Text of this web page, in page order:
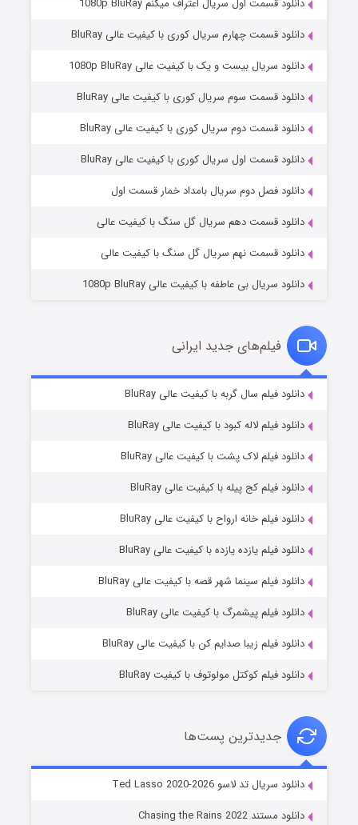
مردگان متحرک: شهر مرده ۳
قسمت۲ (زیرنویس) منتشر شد
قسمت۷ (زیرنویس) منتشر شد
خاندان اژدها فصل ۳
دانلود قسمت اول سریال اعتراف میکنم 1080p BluRay
دانلود قسمت چهارم سریال کوری با کیفیت عالی BluRay
دانلود سریال بیست و یک با کیفیت عالی 1080p BluRay
دانلود قسمت سوم سریال کوری با کیفیت عالی BluRay
دانلود قسمت دوم سریال کوری با کیفیت عالی BluRay
دانلود قسمت اول سریال کوری با کیفیت عالی BluRay
دانلود فصل دوم سریال بامداد خمار قسمت اول
دانلود قسمت دهم سریال گل سنگ با کیفیت عالی
دانلود قسمت نهم سریال گل سنگ با کیفیت عالی
دانلود سریال بی عاطفه با کیفیت عالی 1080p BluRay
فیلم‌های جدید ایرانی
دانلود فیلم سال گربه با کیفیت عالی BluRay
دانلود فیلم لاله کبود با کیفیت عالی BluRay
دانلود فیلم لاک پشت با کیفیت عالی BluRay
دانلود فیلم کج‌ پیله با کیفیت عالی BluRay
دانلود فیلم خانه ارواح با کیفیت عالی BluRay
دانلود فیلم یازده یازده با کیفیت عالی BluRay
دانلود فیلم سینما شهر قصه با کیفیت عالی BluRay
دانلود فیلم پیشمرگ با کیفیت عالی BluRay
دانلود فیلم زیبا صدایم کن با کیفیت عالی BluRay
دانلود فیلم کوکتل مولوتوف با کیفیت BluRay
جدیدترین پست‌ها
دانلود سریال تد لاسو Ted Lasso 2020-2026
دانلود مستند Chasing the Rains 2022